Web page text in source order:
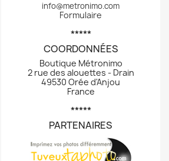
info@metronimo.com
Formulaire
*****
COORDONNÉES
Boutique Métronimo
2 rue des alouettes - Drain
49530 Orée d'Anjou
France
*****
PARTENAIRES